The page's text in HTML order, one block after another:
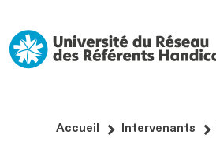
au
contenu
Accueil Intervenants